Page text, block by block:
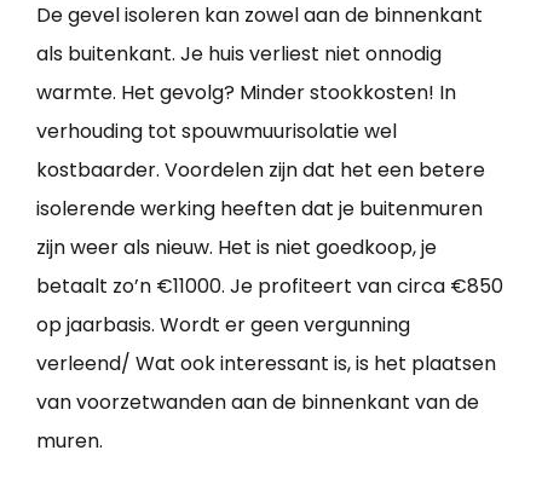
De gevel isoleren kan zowel aan de binnenkant
als buitenkant. Je huis verliest niet onnodig
warmte. Het gevolg? Minder stookkosten! In
verhouding tot spouwmuurisolatie wel
kostbaarder. Voordelen zijn dat het een betere
isolerende werking heeften dat je buitenmuren
zijn weer als nieuw. Het is niet goedkoop, je
betaalt zo’n €11000. Je profiteert van circa €850
op jaarbasis. Wordt er geen vergunning
verleend/ Wat ook interessant is, is het plaatsen
van voorzetwanden aan de binnenkant van de
muren.